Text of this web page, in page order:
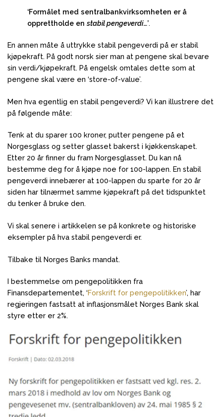
‘Formålet med sentralbankvirksomheten er å
opprettholde enstabil pengeverdi…’.
En annen måte å uttrykke stabil pengeverdi på er stabil
kjøpekraft. På godt norsk sier man at pengene skal bevare
sin verdi/kjøpekraft. På engelsk omtales dette som at
pengene skal være en ‘store-of-value’.
Men hva egentlig en stabil pengeverdi? Vi kan illustrere det
på følgende måte:
Tenk at du sparer 100 kroner, putter pengene på et
Norgesglass og setter glasset bakerst i kjøkkenskapet.
Etter 20 år finner du fram Norgesglasset. Du kan nå
bestemme deg for å kjøpe noe for 100-lappen. En stabil
pengeverdi innebærer at 100-lappen du sparte for 20 år
siden har tilnærmet samme kjøpekraft på det tidspunktet
du tenker å bruke den.
Vi skal senere i artikkelen se på konkrete og historiske
eksempler på hva stabil pengeverdi er.
Tilbake til Norges Banks mandat.
I bestemmelse om pengepolitikken fra
Finansdepartementet, ‘Forskrift for pengepolitikken’, har
regjeringen fastsatt at inflasjonsmålet Norges Bank skal
styre etter er 2%.